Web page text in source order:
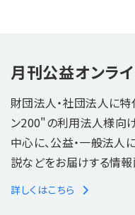
月刊公益オンラ
財団法人・社団法人に
ン200"の利用法人様向
中心に、公益・一般法人
説などをお届けする情報
詳しくはこちら